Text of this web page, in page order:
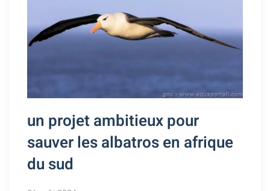
un projet ambitieux pour
sauver les albatros en afrique
du sud